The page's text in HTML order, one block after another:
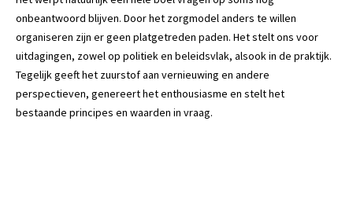
onbeantwoord blijven. Door het zorgmodel anders te willen
organiseren zijn er geen platgetreden paden. Het stelt ons voor
uitdagingen, zowel op politiek en beleidsvlak, alsook in de praktijk.
Tegelijk geeft het zuurstof aan vernieuwing en andere
perspectieven, genereert het enthousiasme en stelt het
bestaande principes en waarden in vraag.